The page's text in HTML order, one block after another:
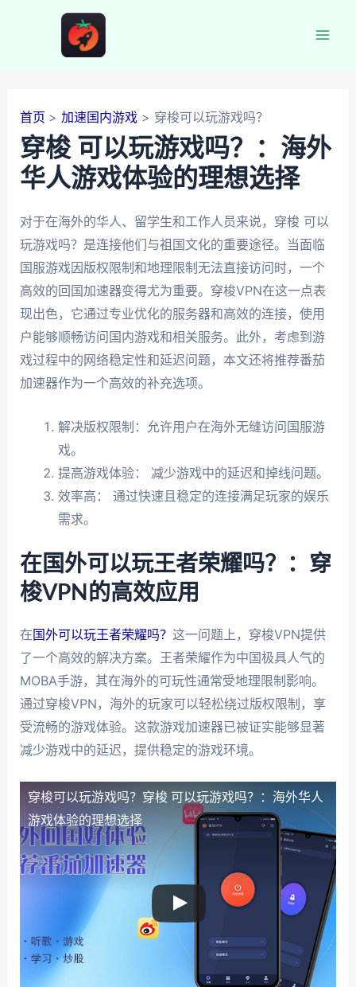
首页 加速国内游戏 穿梭可以玩游戏吗？
穿梭 可以玩游戏吗？：海外
华人游戏体验的理想选择
对于在海外的华人、留学生和工作人员来说，穿梭 可以
玩游戏吗？是连接他们与祖国文化的重要途径。当面临
国服游戏因版权限制和地理限制无法直接访问时，一个
高效的回国加速器变得尤为重要。穿梭VPN在这一点表
现出色，它通过专业优化的服务器和高效的连接，使用
户能够顺畅访问国内游戏和相关服务。此外，考虑到游
戏过程中的网络稳定性和延迟问题，本文还将推荐番茄
加速器作为一个高效的补充选项。
解决版权限制：允许用户在海外无缝访问国服游
戏。
提高游戏体验： 减少游戏中的延迟和掉线问题。
效率高： 通过快速且稳定的连接满足玩家的娱乐
需求。
在国外可以玩王者荣耀吗？：穿
梭VPN的高效应用
在国外可以玩王者荣耀吗？ 这一问题上，穿梭VPN提供
了一个高效的解决方案。王者荣耀作为中国极具人气的
MOBA手游，其在海外的可玩性通常受地理限制影响。
通过穿梭VPN，海外的玩家可以轻松绕过版权限制，享
受流畅的游戏体验。这款游戏加速器已被证实能够显著
减少游戏中的延迟，提供稳定的游戏环境。
穿梭可以玩游戏吗？ 穿梭 可以玩游戏吗？：海外华人
游戏体验的理想选择